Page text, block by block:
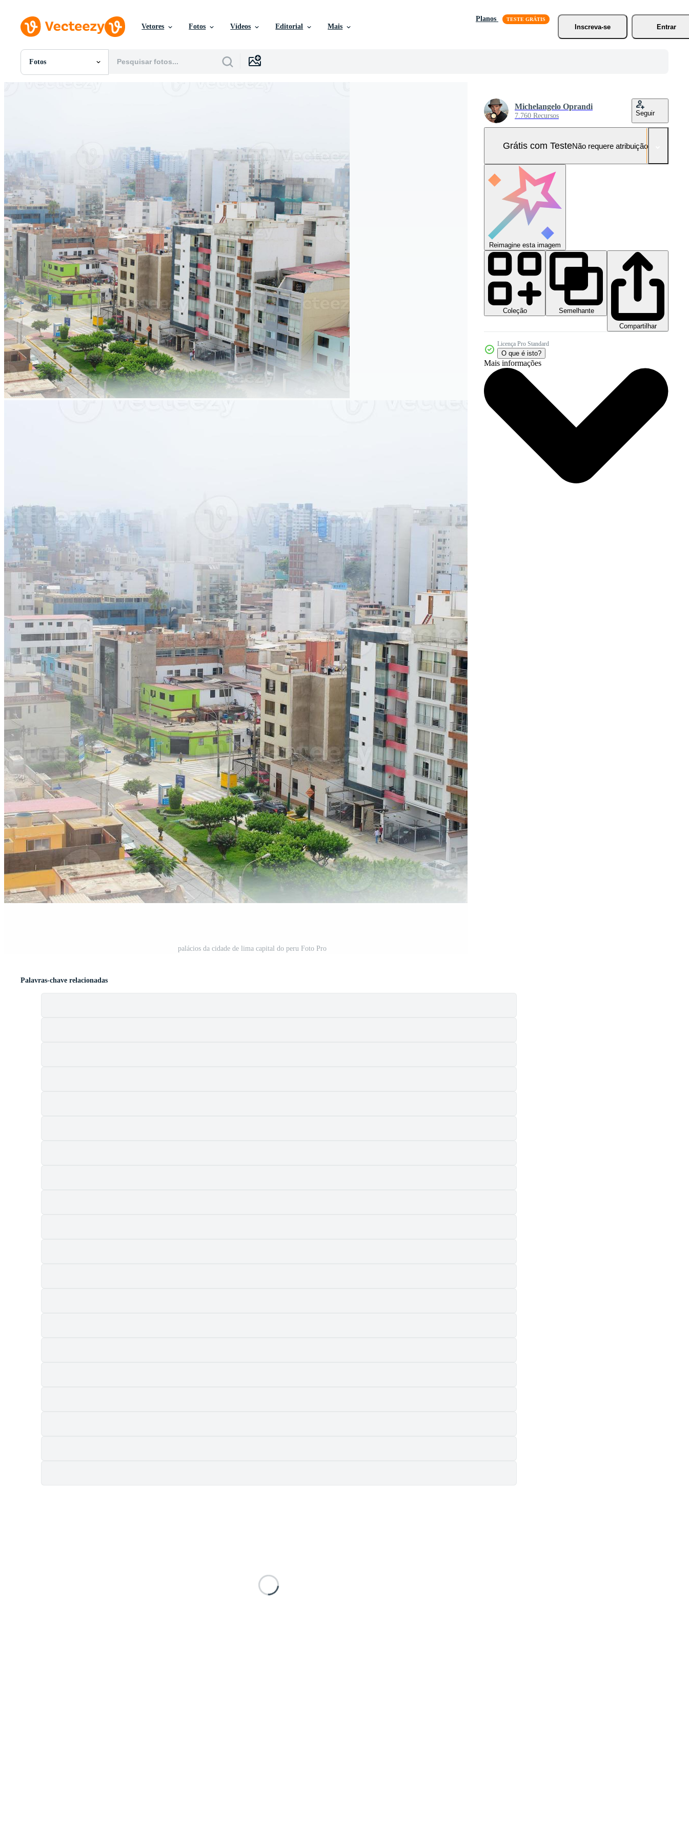
Vetores Fotos Vídeos Editorial Mais
Planos
Inscreva-se
Entrar
Fotos
Todas Imagens
Eventos Editoriais
palácios da cidade de lima capital do peru Foto Pro
Michelangelo Oprandi
7.760 Recursos Seguir
Grátis com TesteNão requere atribuição!
Reimagine esta imagem
Coleção
Semelhante
Compartilhar
Licença Pro Standard
O que é isto?
Mais informações
Palavras-chave relacionadas